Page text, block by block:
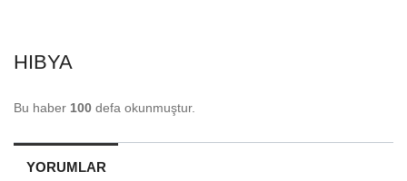
HIBYA
Bu haber 100 defa okunmuştur.
YORUMLAR